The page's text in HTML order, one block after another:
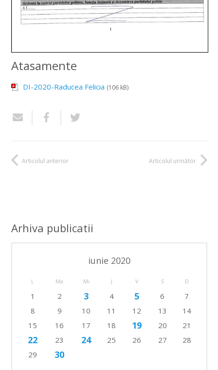
Atasamente
DI-2020-Raducea Felicia (106 kB)
Articolul anterior Articolul următor
Arhiva publicatii
iunie 2020
L Ma Mi J V S D
1 2 3 4 5 6
7
8
9 10 11 12 13
14
15
16 17 18 19 20 21
22 23 24 25 26 27
28
29
30